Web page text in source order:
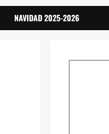
NAVIDAD 2025-2026